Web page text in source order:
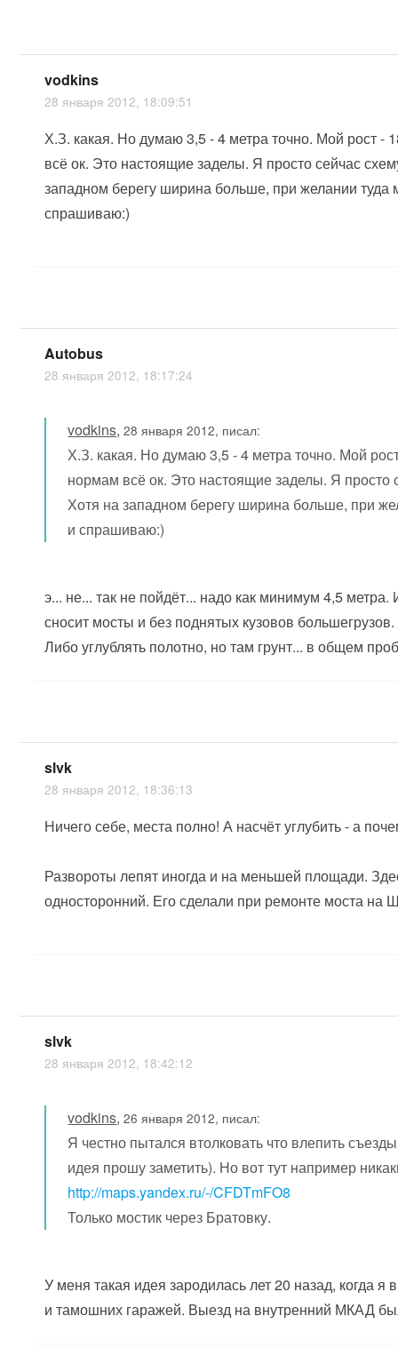
vodkins
28 января 2012, 18:09:51
Х.З. какая. Но думаю 3,5 - 4 метра точно. Мой рост -
всё ок. Это настоящие заделы. Я просто сейчас
западном берегу ширина больше, при желании
спрашиваю:)
Autobus
28 января 2012, 18:17:24
vodkins,28 января 2012, писал:
Х.З. какая. Но думаю 3,5 - 4 метра точно. Мой
нормам всё ок. Это настоящие заделы. Я просто
Хотя на западном берегу ширина больше, при
и спрашиваю:)
э... не... так не пойдёт... надо как минимум 4,5
сносит мосты и без поднятых кузовов большегрузов.
Либо углублять полотно, но там грунт... в общем
slvk
28 января 2012, 18:36:13
Ничего себе, места полно! А насчёт углубить - а
Развороты лепят иногда и на меньшей площади.
односторонний. Его сделали при ремонте моста на
slvk
28 января 2012, 18:42:12
vodkins,26 января 2012, писал:
Я честно пытался втолковать что влепить
идея прошу заметить). Но вот тут например
http://maps.yandex.ru/-/CFDTmFO8
Только мостик через Братовку.
У меня такая идея зародилась лет 20 назад, когда
и тамошних гаражей. Выезд на внутренний МКАД